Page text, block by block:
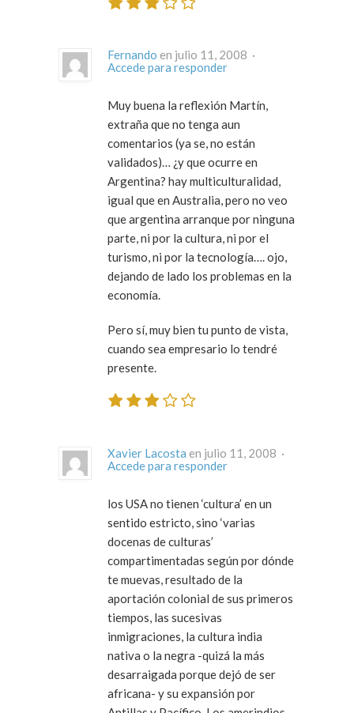
Fernando
en julio 11, 2008 ·
Accede para responder
Muy buena la reflexión Martín,
extraña que no tenga aun
comentarios (ya se, no están
validados)… ¿y que ocurre en
Argentina? hay multiculturalidad,
igual que en Australia, pero no veo
que argentina arranque por ninguna
parte, ni por la cultura, ni por el
turismo, ni por la tecnología…. ojo,
dejando de lado los problemas en la
economía.
Pero sí, muy bien tu punto de vista,
cuando sea empresario lo tendré
presente.
Xavier Lacosta
en julio 11, 2008 ·
Accede para responder
los USA no tienen ‘cultura’ en un
sentido estricto, sino ‘varias
docenas de culturas’
compartimentadas según por dónde
te muevas, resultado de la
aportación colonial de sus primeros
tiempos, las sucesivas
inmigraciones, la cultura india
nativa o la negra -quizá la más
desarraigada porque dejó de ser
africana- y su expansión por